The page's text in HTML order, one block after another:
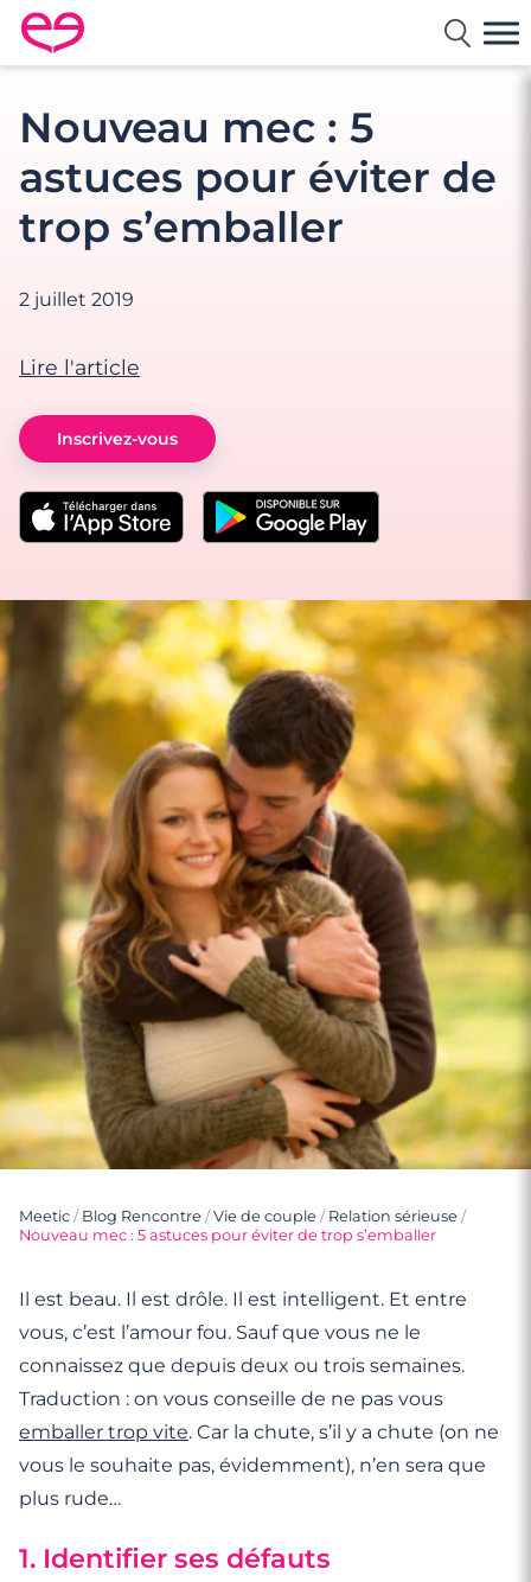
Rencontre en France avec Meetic
Nouveau mec : 5
astuces pour éviter de
trop s’emballer
2 juillet 2019
Lire l'article
Inscrivez-vous
Meetic / Blog Rencontre /Vie de couple / Relation sérieuse /
Nouveau mec : 5 astuces pour éviter de trop s’emballer
Il est beau. Il est drôle. Il est intelligent. Et entre
vous, c’est l’amour fou. Sauf que vous ne le
connaissez que depuis deux ou trois semaines.
Traduction : on vous conseille de ne pas vous
emballer trop vite. Car la chute, s’il y a chute (on ne
vous le souhaite pas, évidemment), n’en sera que
plus rude…
1. Identifier ses défauts